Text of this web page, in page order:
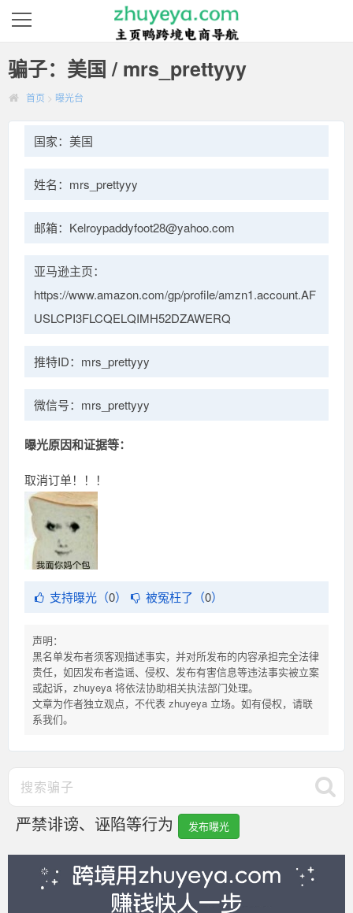
骗子：美国 / mrs_prettyyy
首页 > 曝光台
国家：美国
姓名：mrs_prettyyy
邮箱：Kelroypaddyfoot28@yahoo.com
亚马逊主页：
https://www.amazon.com/gp/profile/amzn1.account.AF
USLCPI3FLCQELQIMH52DZAWERQ
推特ID：mrs_prettyyy
微信号：mrs_prettyyy
曝光原因和证据等：
取消订单！！！
支持曝光（0） 被冤枉了（0）
声明：
黑名单发布者须客观描述事实，并对所发布的内容承担完全法律
责任，如因发布者造谣、侵权、发布有害信息等违法事实被立案
或起诉，zhuyeya 将依法协助相关执法部门处理。
文章为作者独立观点，不代表 zhuyeya 立场。如有侵权，请联
系我们。
严禁诽谤、诬陷等行为 发布曝光